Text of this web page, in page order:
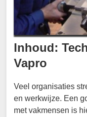
Inhoud:
Vapro
Veel organisaties
en werkwijze. Een
met vakmensen is